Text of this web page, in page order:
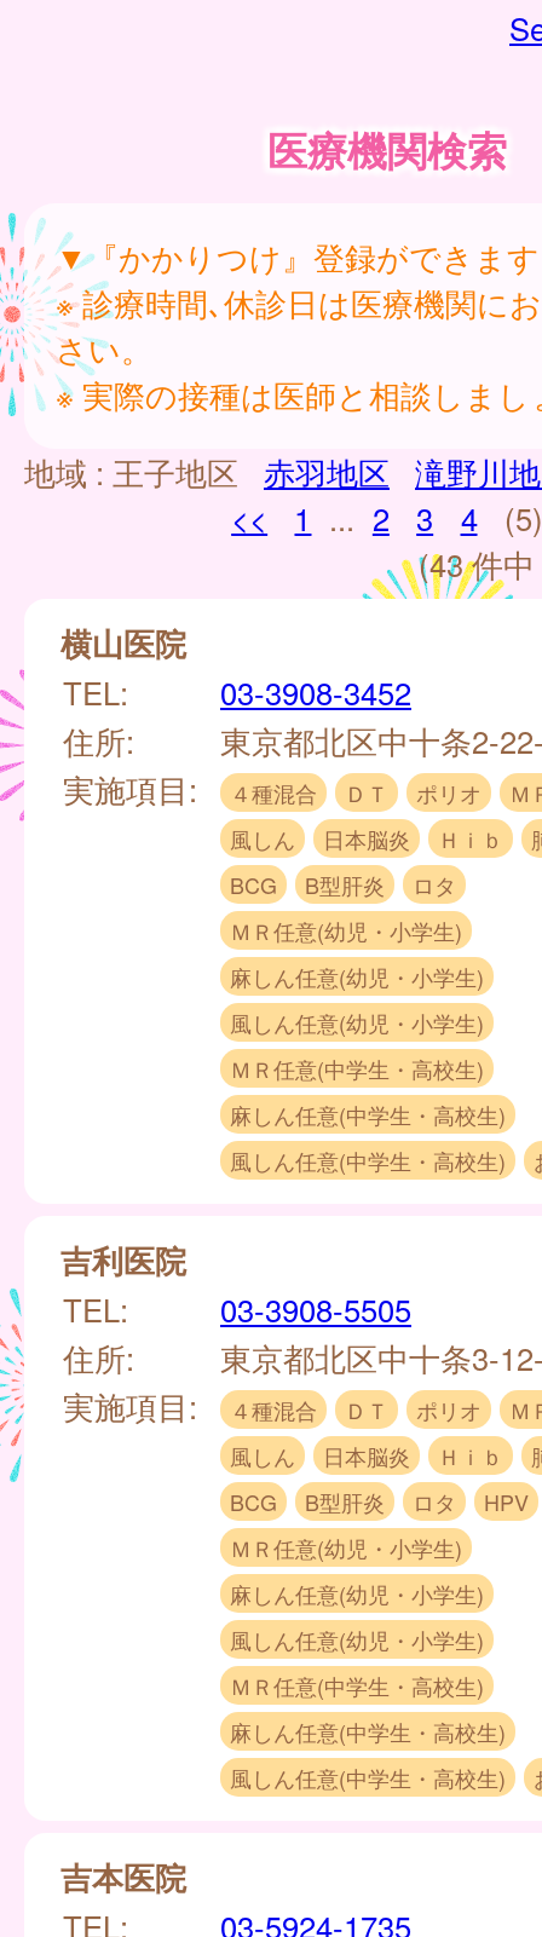
医療機関検索
▼『かかりつけ』登録ができま
※ 診療時間､休診日は医療機関に
さい。
※ 実際の接種は医師と相談しまし
地域 : 王子地区 赤羽地区
滝野川
<<
1 ... 2 3 4
(5)
(43 件
横山医院
TEL:
03-3908-3452
住所:
東京都北区中十条2-
実施項目:
４種混合 ＤＴ ポリオ
Ｍ
風しん
日本脳炎 Ｈｉｂ
BCG
B型肝炎
ロタ
ＭＲ任意(幼児・小学生)
麻しん任意(幼児・小学生)
風しん任意(幼児・小学生)
ＭＲ任意(中学生・高校生)
麻しん任意(中学生・高校生)
風しん任意(中学生・高校生)
吉利医院
TEL:
03-3908-5505
住所:
東京都北区中十条3-
実施項目:
４種混合 ＤＴ ポリオ
Ｍ
風しん
日本脳炎 Ｈｉｂ
BCG
B型肝炎 ロタ
HPV
ＭＲ任意(幼児・小学生)
麻しん任意(幼児・小学生)
風しん任意(幼児・小学生)
ＭＲ任意(中学生・高校生)
麻しん任意(中学生・高校生)
風しん任意(中学生・高校生)
吉本医院
TEL:
03-5924-1735